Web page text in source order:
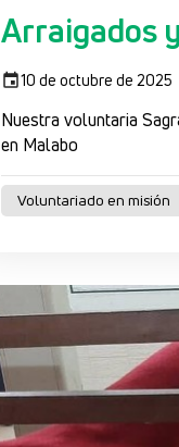
Arraigados
10 de octubre de 2025
Nuestra voluntaria
en Malabo
Voluntariado en misión